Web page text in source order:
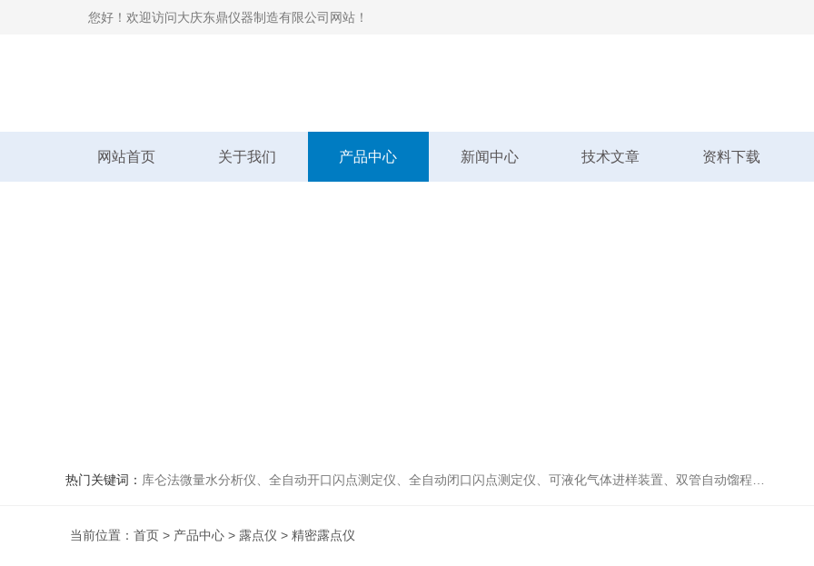
您好！欢迎访问大庆东鼎仪器制造有限公司网站！
网站首页 关于我们 产品中心 新闻中心 技术文章 资料下载
热门关键词： 库仑法微量水分析仪、全自动开口闪点测定仪、全自动闭口闪点测定仪、可液化气体进样装置、双管自动馏程测定仪、单管自动馏程测定仪、烯烃中微量水测定仪、烯烃中微量氧测定仪、卡尔费休库仑法电解液、微量含氧测定仪等产品
当前位置： 首页 > 产品中心 > 露点仪 > 精密露点仪